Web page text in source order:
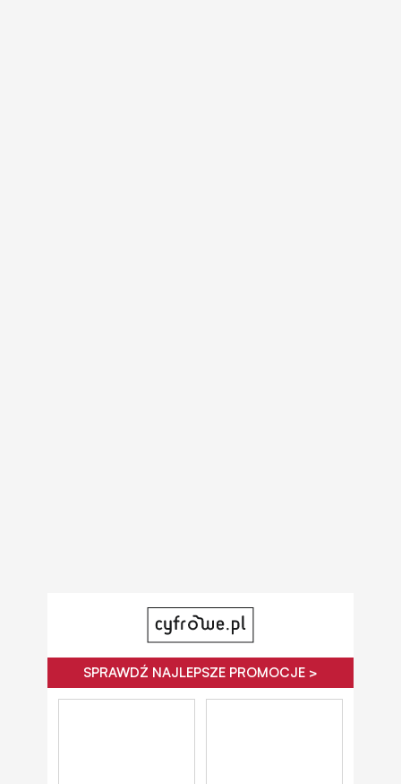
SPRAWDŹ NAJLEPSZE PROMOCJE >